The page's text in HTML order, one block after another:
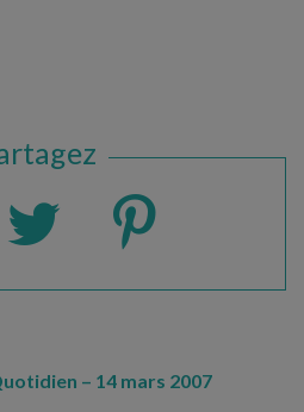
– 14 mars 2007